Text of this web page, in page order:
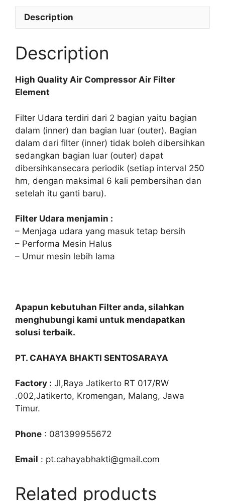
Description
Description
High Quality Air Compressor Air Filter
Element
Filter Udara terdiri dari 2 bagian yaitu bagian
dalam (inner) dan bagian luar (outer). Bagian
dalam dari filter (inner) tidak boleh dibersihkan
sedangkan bagian luar (outer) dapat
dibersihkansecara periodik (setiap interval 250
hm, dengan maksimal 6 kali pembersihan dan
setelah itu ganti baru).
Filter Udara menjamin :
– Menjaga udara yang masuk tetap bersih
– Performa Mesin Halus
– Umur mesin lebih lama
Apapun kebutuhan Filter anda, silahkan
menghubungi kami untuk mendapatkan
solusi terbaik.
PT. CAHAYA BHAKTI SENTOSARAYA
Factory : Jl,Raya Jatikerto RT 017/RW
.002,Jatikerto, Kromengan, Malang, Jawa
Timur.
Phone : 081399955672
Email : pt.cahayabhakti@gmail.com
Related products